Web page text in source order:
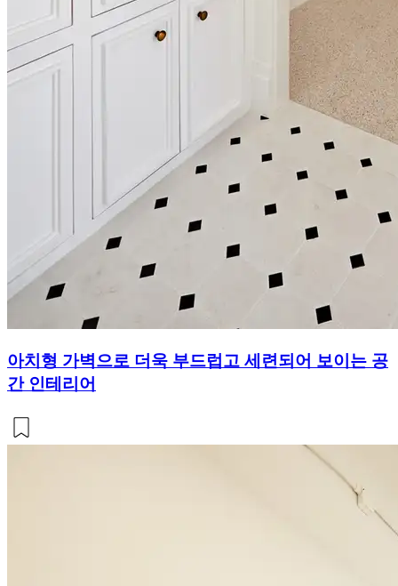
아치형 가벽으로 더욱 부드럽고 세련되어 보이는 공
간 인테리어